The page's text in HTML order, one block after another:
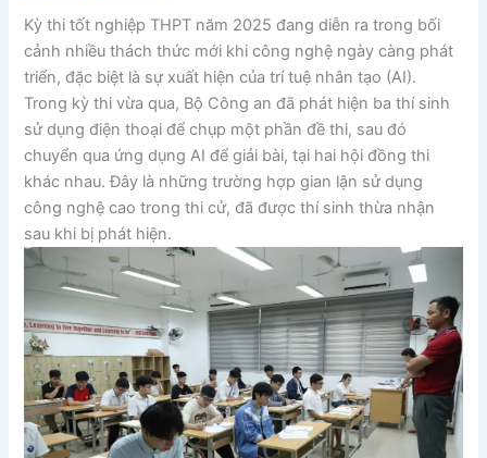
Kỳ thi tốt nghiệp THPT năm 2025 đang diễn ra trong bối
cảnh nhiều thách thức mới khi công nghệ ngày càng phát
triển, đặc biệt là sự xuất hiện của trí tuệ nhân tạo (AI).
Trong kỳ thi vừa qua, Bộ Công an đã phát hiện ba thí sinh
sử dụng điện thoại để chụp một phần đề thi, sau đó
chuyển qua ứng dụng AI để giải bài, tại hai hội đồng thi
khác nhau. Đây là những trường hợp gian lận sử dụng
công nghệ cao trong thi cử, đã được thí sinh thừa nhận
sau khi bị phát hiện.